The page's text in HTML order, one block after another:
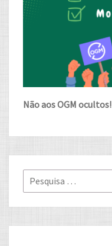
Não aos OGM ocultos!
Pesquisa
for: